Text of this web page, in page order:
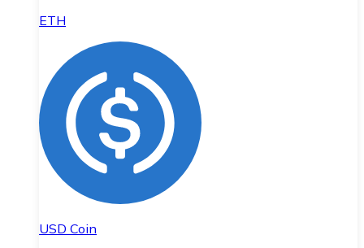
ETH
USD Coin